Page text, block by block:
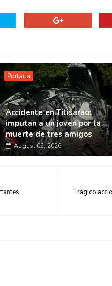
Portada
Accidente en Tilisarao:
imputan a un joven por la
muerte de tres amigos
August 05, 2026
Trágico